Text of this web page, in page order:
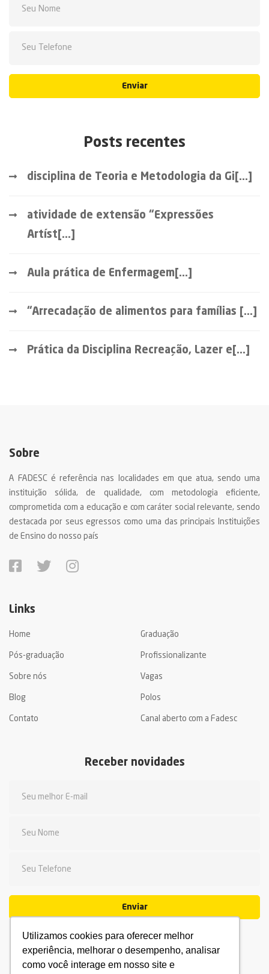
Utilizamos cookies para oferecer melhor
experiência, melhorar o desempenho, analisar
como você interage em nosso site e
Enviar
Posts recentes
disciplina de Teoria e Metodologia da Gi[...]
atividade de extensão “Expressões
Artíst[...]
Aula prática de Enfermagem[...]
“Arrecadação de alimentos para famílias [...]
Prática da Disciplina Recreação, Lazer e[...]
Sobre
A FADESC é referência nas localidades em que atua, sendo uma
instituição sólida, de qualidade, com metodologia eficiente,
comprometida com a educação e com caráter social relevante, sendo
destacada por seus egressos como uma das principais Instituições
de Ensino do nosso país
Links
Home Graduação
Pós-graduação Profissionalizante
Sobre nós Vagas
Blog Polos
Contato Canal aberto com a Fadesc
Receber novidades
Enviar